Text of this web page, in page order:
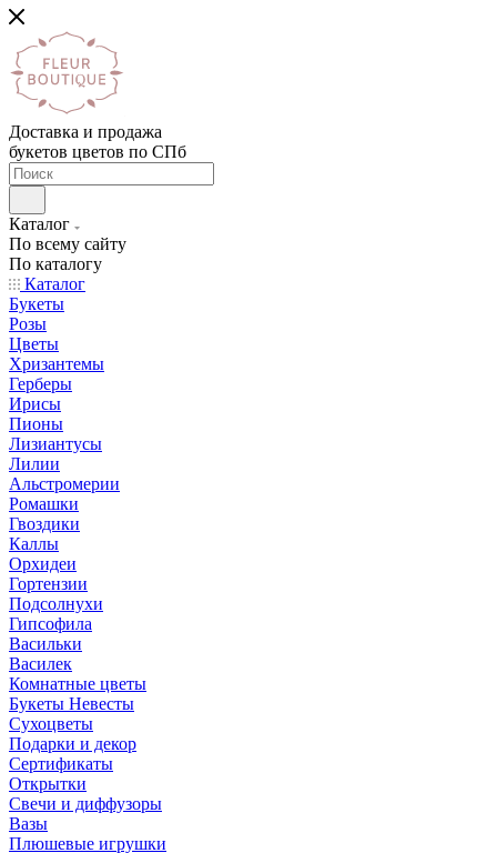
Доставка и продажа
букетов цветов по СПб
Каталог
По всему сайту
По каталогу
Каталог
Букеты
Розы
Цветы
Хризантемы
Герберы
Ирисы
Пионы
Лизиантусы
Лилии
Альстромерии
Ромашки
Гвоздики
Каллы
Орхидеи
Гортензии
Подсолнухи
Гипсофила
Васильки
Василек
Комнатные цветы
Букеты Невесты
Сухоцветы
Подарки и декор
Сертификаты
Открытки
Свечи и диффузоры
Вазы
Плюшевые игрушки